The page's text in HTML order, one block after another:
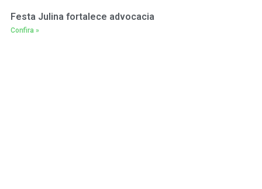
Festa Julina fortalece advocacia
Confira »